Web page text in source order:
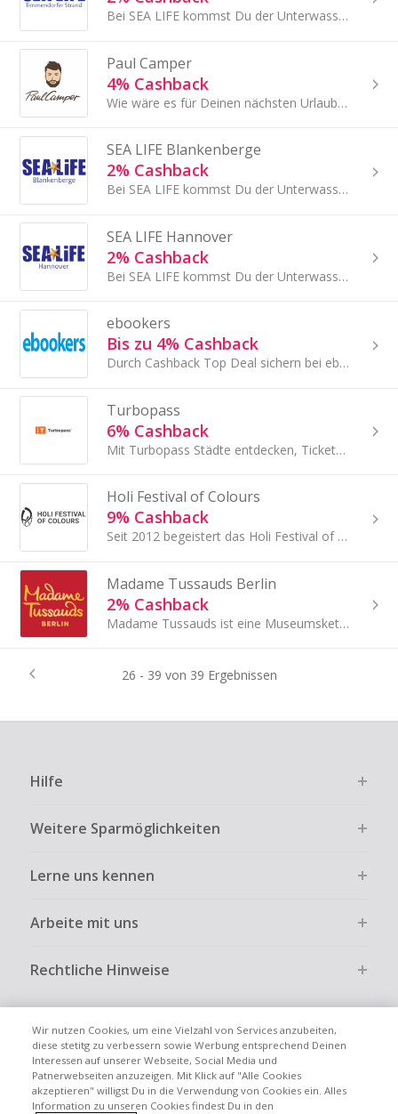
Bei SEA LIFE kommst Du der Unterwasserwelt ganz nah.
Paul Camper
4% Cashback
Wie wäre es für Deinen nächsten Urlaub mit einem Wohnmobil-Abenteuer?
SEA LIFE Blankenberge
2% Cashback
Bei SEA LIFE kommst Du der Unterwasserwelt ganz nah.
SEA LIFE Hannover
2% Cashback
Bei SEA LIFE kommst Du der Unterwasserwelt ganz nah.
ebookers
Bis zu 4% Cashback
Durch Cashback Top Deal sichern bei ebookers!
Turbopass
6% Cashback
Mit Turbopass Städte entdecken, Tickets sichern und mit TopCashback doppelt sparen.
Holi Festival of Colours
9% Cashback
Seit 2012 begeistert das Holi Festival of Colours die Welt. Mehr als 1 Million Gäste besuchten die Festival Of Colours weltweit.
Madame Tussauds Berlin
2% Cashback
Madame Tussauds ist eine Museumskette für lebensgroße Wachsrepliken berühmter Stars und historischer Ikonen in thematischen Galerien.
26 - 39 von 39 Ergebnissen
Hilfe
Weitere Sparmöglichkeiten
Lerne uns kennen
Arbeite mit uns
Rechtliche Hinweise
Globale Websites UK US CN JP FR AU
Wir nutzen Cookies, um eine Vielzahl von Services anzubeiten,
diese stetitg zu verbessern sowie Werbung entsprechend Deinen
Interessen auf unserer Webseite, Social Media und
Patnerwebseiten anzuzeigen. Mit Klick auf "Alle Cookies
akzeptieren" willigst Du in die Verwendung von Cookies ein. Alles
Information zu unseren Cookies findest Du in den